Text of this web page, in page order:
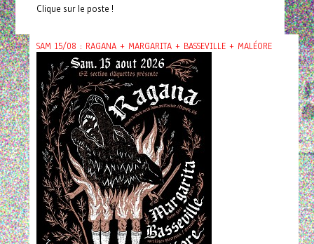
Clique sur le poste !
SAM 15/08 : RAGANA + MARGARITA + BASSEVILLE + MALÉORE